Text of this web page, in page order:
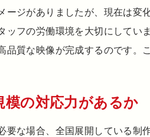
ジがありましたが、現在は変
ッフの労働環境を大切にしてい
質な映像が完成するのです。
模の対応力があるか
要な場合、全国展開している制